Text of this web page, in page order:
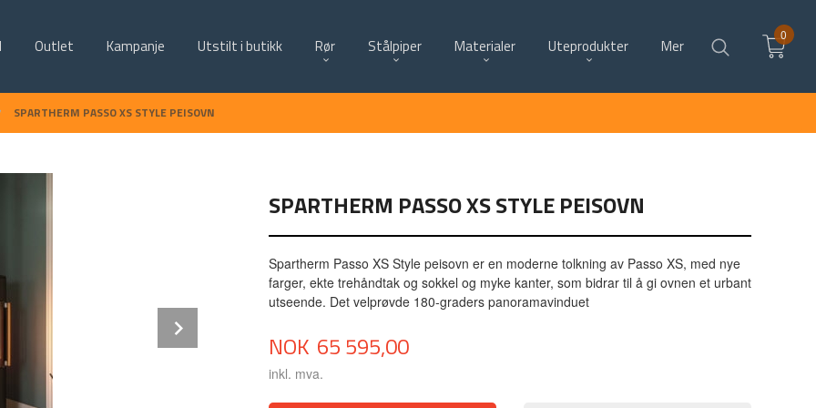
Outlet Kampanje Utstilt i butikk Rør Stålpiper Materialer Uteprodukter Mer
0
SPARTHERM PASSO XS STYLE PEISOVN
SPARTHERM PASSO XS STYLE PEISOVN
Spartherm Passo XS Style peisovn er en moderne tolkning av Passo XS, med nye
farger, ekte trehåndtak og sokkel og myke kanter, som bidrar til å gi ovnen et urbant
utseende. Det velprøvde 180-graders panoramavinduet
Pris
NOK 65 595,00
inkl. mva.